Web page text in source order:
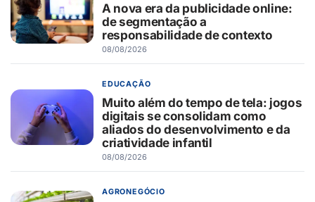
A nova era da publicidade online:
de segmentação a
responsabilidade de contexto
08/08/2026
EDUCAÇÃO
Muito além do tempo de tela: jogos
digitais se consolidam como
aliados do desenvolvimento e da
criatividade infantil
08/08/2026
AGRONEGÓCIO